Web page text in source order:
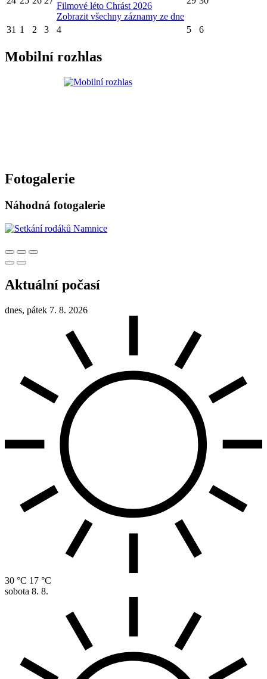
Filmové léto Chrást 2026
Zobrazit všechny záznamy ze dne
31 1 2 3 4 5 6
Mobilní rozhlas
Fotogalerie
Náhodná fotogalerie
Aktuální počasí
dnes, pátek 7. 8. 2026
30 °C 17 °C
sobota 8. 8.